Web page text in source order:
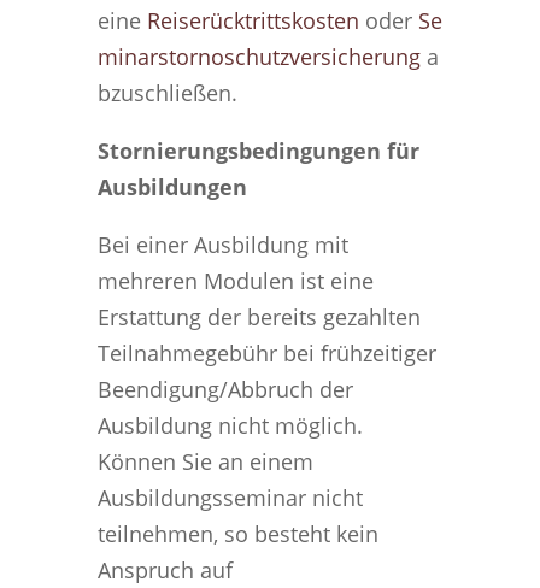
eine Reiserücktrittskosten oder Se
minarstornoschutzversicherunga
bzuschließen.
Stornierungsbedingungen für
Ausbildungen
Bei einer Ausbildung mit
mehreren Modulen ist eine
Erstattung der bereits gezahlten
Teilnahmegebühr bei frühzeitiger
Beendigung/Abbruch der
Ausbildung nicht möglich.
Können Sie an einem
Ausbildungsseminar nicht
teilnehmen, so besteht kein
Anspruch auf